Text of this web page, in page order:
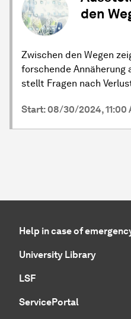
den
Zwischen den Wegen
forschende Annäherung
stellt Fragen nach
Start: 08/30/2024, 11:00
Help in case of
University Library
LSF
ServicePortal